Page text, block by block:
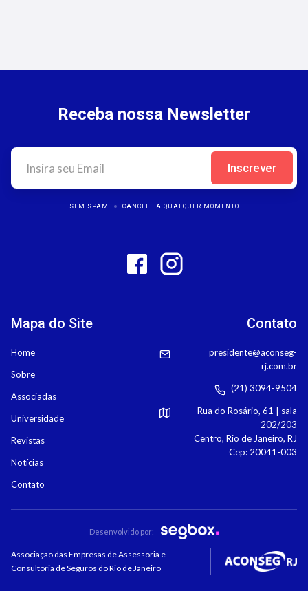
Mapa do Site
Home
Sobre
Associadas
Universidade
Revistas
Notícias
Contato
Receba nossa Newsletter
SEM SPAM CANCELE A QUALQUER MOMENTO
Contato
presidente@aconseg-
rj.com.br
(21) 3094-9504
Rua do Rosário, 61 | sala
202/203
Centro, Rio de Janeiro, RJ
Cep: 20041-003
Desenvolvido por:
Associação das Empresas de Assessoria e
Consultoria de Seguros do Rio de Janeiro